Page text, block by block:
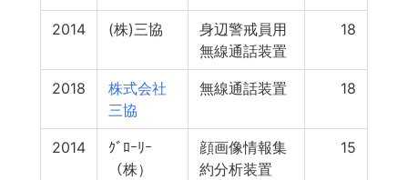
2014 (株)三協
身辺警戒員用
無線通話装置
18
2018
株式会社
三協
無線通話装置 18
2014
ｸﾞﾛｰﾘｰ
（株）
顔画像情報集
約分析装置
15